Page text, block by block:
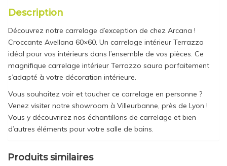
Description
Découvrez notre carrelage d’exception de chez Arcana !
Croccante Avellana 60×60. Un carrelage intérieur Terrazzo
idéal pour vos intérieurs dans l’ensemble de vos pièces. Ce
magnifique carrelage intérieur Terrazzo saura parfaitement
s’adapté à votre décoration intérieure.
Vous souhaitez voir et toucher ce carrelage en personne ?
Venez visiter notre showroom à Villeurbanne, près de Lyon !
Vous y découvrirez nos échantillons de carrelage et bien
d’autres éléments pour votre salle de bains.
Produits similaires